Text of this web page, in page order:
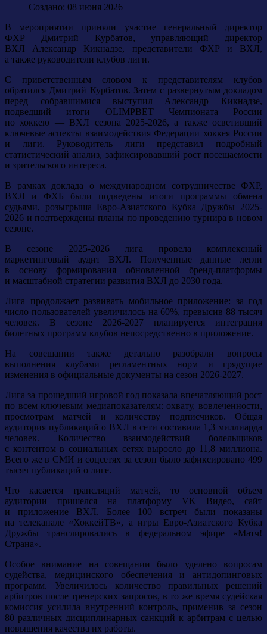
Создано: 08 июня 2026
В мероприятии приняли участие генеральный директор
ФХР Дмитрий Курбатов, управляющий директор
ВХЛ Александр Кикнадзе, представители ФХР и ВХЛ,
а также руководители клубов лиги.
С приветственным словом к представителям клубов
обратился Дмитрий Курбатов. Затем с развернутым докладом
перед собравшимися выступил Александр Кикнадзе,
подведший итоги OLIMPBET Чемпионата России
по хоккею — ВХЛ сезона 2025-2026, а также осветивший
ключевые аспекты взаимодействия Федерации хоккея России
и лиги. Руководитель лиги представил подробный
статистический анализ, зафиксировавший рост посещаемости
и зрительского интереса.
В рамках доклада о международном сотрудничестве ФХР,
ВХЛ и ФХБ были подведены итоги программы обмена
судьями, розыгрыша Евро-Азиатского Кубка Дружбы 2025-
2026 и подтверждены планы по проведению турнира в новом
сезоне.
В сезоне 2025-2026 лига провела комплексный
маркетинговый аудит ВХЛ. Полученные данные легли
в основу формирования обновленной бренд-платформы
и масштабной стратегии развития ВХЛ до 2030 года.
Лига продолжает развивать мобильное приложение: за год
число пользователей увеличилось на 60%, превысив 88 тысяч
человек. В сезоне 2026-2027 планируется интеграция
билетных программ клубов непосредственно в приложение.
На совещании также детально разобрали вопросы
выполнения клубами регламентных норм и грядущие
изменения в официальные документы на сезон 2026-2027.
Лига за прошедший игровой год показала впечатляющий рост
по всем ключевым медиапоказателям: охвату, вовлеченности,
просмотрам матчей и количеству подписчиков. Общая
аудитория публикаций о ВХЛ в сети составила 1,3 миллиарда
человек. Количество взаимодействий болельщиков
с контентом в социальных сетях выросло до 11,8 миллиона.
Всего же в СМИ и соцсетях за сезон было зафиксировано 499
тысяч публикаций о лиге.
Что касается трансляций матчей, то основной объем
аудитории пришелся на платформу VK Видео, сайт
и приложение ВХЛ. Более 100 встреч были показаны
на телеканале «ХоккейТВ», а игры Евро-Азиатского Кубка
Дружбы транслировались в федеральном эфире «Матч!
Страна».
Особое внимание на совещании было уделено вопросам
судейства, медицинского обеспечения и антидопинговых
программ. Увеличилось количество правильных решений
арбитров после тренерских запросов, в то же время судейская
комиссия усилила внутренний контроль, применив за сезон
80 различных дисциплинарных санкций к арбитрам с целью
повышения качества их работы.